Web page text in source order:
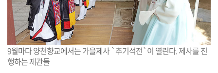
9월마다 양천향교에서는 가을제사 `추기석전`이 열린다. 제사를 진
행하는 제관들